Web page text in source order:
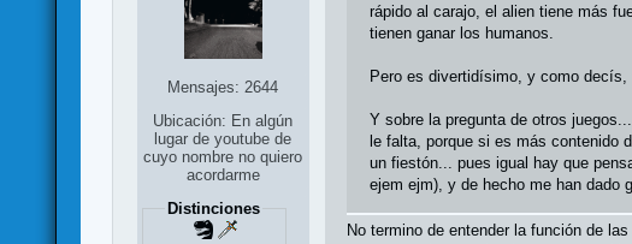
Mensajes: 2644
Ubicación: En algún
lugar de youtube de
cuyo nombre no quiero
acordarme
Distinciones
rápido al carajo, el alien tiene más
tienen ganar los humanos.
Pero es divertidísimo, y como decís,
Y sobre la pregunta de otros
le falta, porque si es más contenido
un fiestón... pues igual hay que
ejem ejm), y de hecho me han dado
No termino de entender la función de